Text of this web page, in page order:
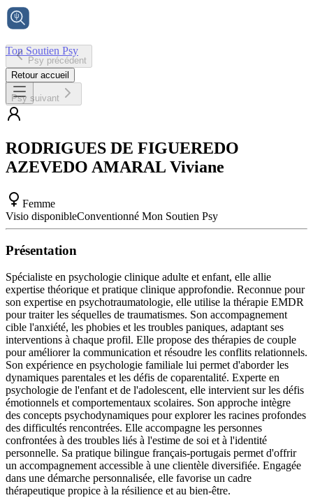
Ton Soutien Psy
Accueil
Psy précédent
Retour accueil
Psy suivant
RODRIGUES DE FIGUEREDO
AZEVEDO AMARAL Viviane
Femme
Visio disponibleConventionné Mon Soutien Psy
Présentation
Spécialiste en psychologie clinique adulte et enfant, elle allie
expertise théorique et pratique clinique approfondie. Reconnue pour
son expertise en psychotraumatologie, elle utilise la thérapie EMDR
pour traiter les séquelles de traumatismes. Son accompagnement
cible l'anxiété, les phobies et les troubles paniques, adaptant ses
interventions à chaque profil. Elle propose des thérapies de couple
pour améliorer la communication et résoudre les conflits relationnels.
Son expérience en psychologie familiale lui permet d'aborder les
dynamiques parentales et les défis de coparentalité. Experte en
psychologie de l'enfant et de l'adolescent, elle intervient sur les défis
émotionnels et comportementaux scolaires. Son approche intègre
des concepts psychodynamiques pour explorer les racines profondes
des difficultés rencontrées. Elle accompagne les personnes
confrontées à des troubles liés à l'estime de soi et à l'identité
personnelle. Sa pratique bilingue français-portugais permet d'offrir
un accompagnement accessible à une clientèle diversifiée. Engagée
dans une démarche personnalisée, elle favorise un cadre
thérapeutique propice à la résilience et au bien-être.